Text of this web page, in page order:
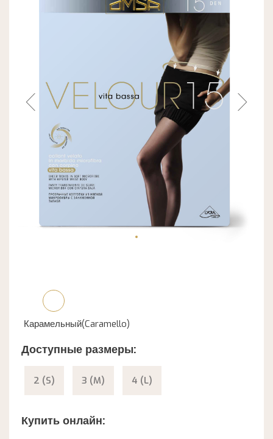
Карамельный(Caramello)
Доступные размеры:
2 (S) 3 (M) 4 (L)
Купить онлайн: